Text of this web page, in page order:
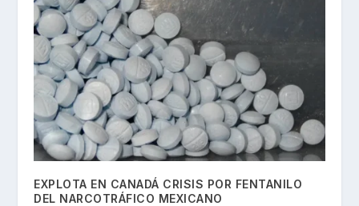
EXPLOTA EN CANADÁ CRISIS POR FENTANILO
DEL NARCOTRÁFICO MEXICANO